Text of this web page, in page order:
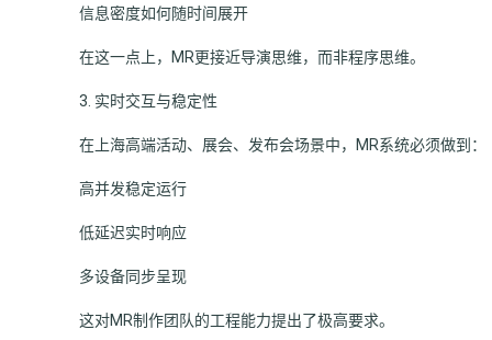
信息密度如何随时间展开
在这一点上，MR更接近导演思维，而非程序思维。
3. 实时交互与稳定性
在上海高端活动、展会、发布会场景中，MR系统必须做到：
高并发稳定运行
低延迟实时响应
多设备同步呈现
这对MR制作团队的工程能力提出了极高要求。